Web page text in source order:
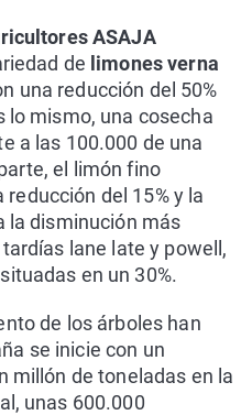
ASAJA
de limones verna
una reducción del 50%
lo mismo, una cosecha
a las 100.000 de una
el limón fino
del 15% y la
la disminución más
lane late y powell,
en un 30%.
de los árboles han
se inicie con un
millón de toneladas en la
unas 600.000